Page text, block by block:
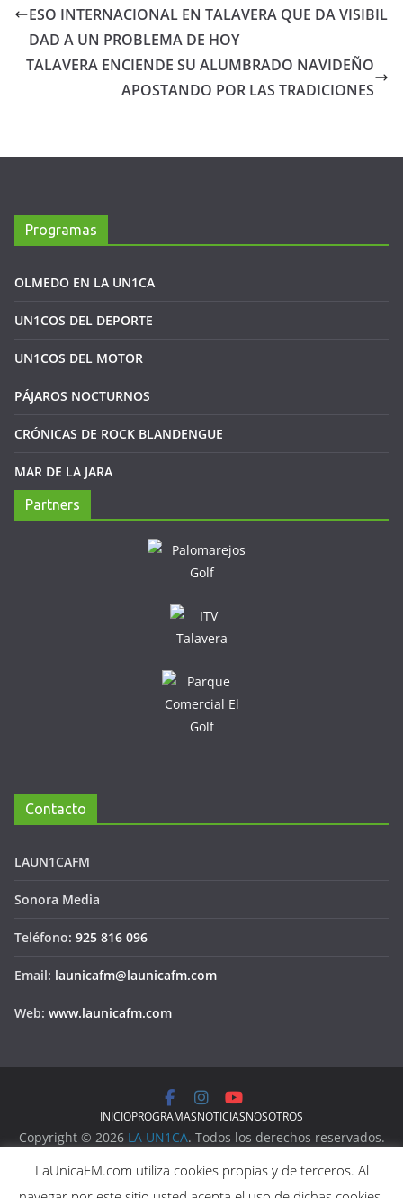
ESO INTERNACIONAL EN TALAVERA QUE DA VISIBIL
DAD A UN PROBLEMA DE HOY
TALAVERA ENCIENDE SU ALUMBRADO NAVIDEÑO
APOSTANDO POR LAS TRADICIONES
Programas
OLMEDO EN LA UN1CA
UN1COS DEL DEPORTE
UN1COS DEL MOTOR
PÁJAROS NOCTURNOS
CRÓNICAS DE ROCK BLANDENGUE
MAR DE LA JARA
Partners
Contacto
LAUN1CAFM
Sonora Media
Teléfono: 925 816 096
Email: launicafm@launicafm.com
Web: www.launicafm.com
INICIOPROGRAMASNOTICIASNOSOTROS
Copyright © 2026 LA UN1CA. Todos los derechos reservados.
Política de Privacidad
LaUnicaFM.com utiliza cookies propias y de terceros. Al